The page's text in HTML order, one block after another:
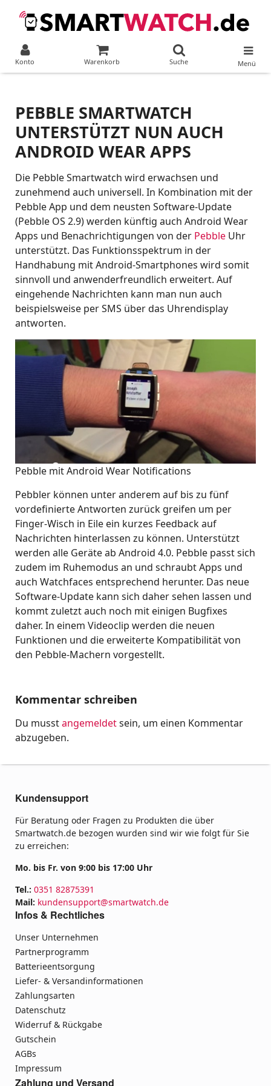
Konto Warenkorb Suche Menü
PEBBLE SMARTWATCH
UNTERSTÜTZT NUN AUCH
ANDROID WEAR APPS
Die Pebble Smartwatch wird erwachsen und
zunehmend auch universell. In Kombination mit der
Pebble App und dem neusten Software-Update
(Pebble OS 2.9) werden künftig auch Android Wear
Apps und Benachrichtigungen von der Pebble Uhr
unterstützt. Das Funktionsspektrum in der
Handhabung mit Android-Smartphones wird somit
sinnvoll und anwenderfreundlich erweitert. Auf
eingehende Nachrichten kann man nun auch
beispielsweise per SMS über das Uhrendisplay
antworten.
Pebble mit Android Wear Notifications
Pebbler können unter anderem auf bis zu fünf
vordefinierte Antworten zurück greifen um per
Finger-Wisch in Eile ein kurzes Feedback auf
Nachrichten hinterlassen zu können. Unterstützt
werden alle Geräte ab Android 4.0. Pebble passt sich
zudem im Ruhemodus an und schraubt Apps und
auch Watchfaces entsprechend herunter. Das neue
Software-Update kann sich daher sehen lassen und
kommt zuletzt auch noch mit einigen Bugfixes
daher. In einem Videoclip werden die neuen
Funktionen und die erweiterte Kompatibilität von
den Pebble-Machern vorgestellt.
Kommentar schreiben
Du musstangemeldetsein, um einen Kommentar
abzugeben.
Kundensupport
Für Beratung oder Fragen zu Produkten die über
Smartwatch.de bezogen wurden sind wir wie folgt für Sie
zu erreichen:
Mo. bis Fr. von 9:00 bis 17:00 Uhr
Tel.: 0351 82875391
Mail: kundensupport@smartwatch.de
Infos & Rechtliches
Unser Unternehmen
Partnerprogramm
Batterieentsorgung
Liefer- & Versandinformationen
Zahlungsarten
Datenschutz
Widerruf & Rückgabe
Gutschein
AGBs
Impressum
Zahlung und Versand